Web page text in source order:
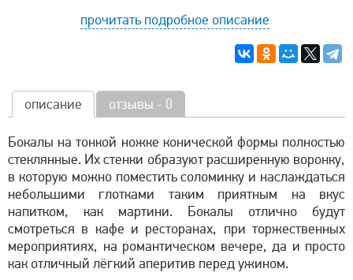
прочитать подробное описание
описание отзывы - 0
Бокалы на тонкой ножке конической формы полностью
стеклянные. Их стенки образуют расширенную воронку,
в которую можно поместить соломинку и наслаждаться
небольшими глотками таким приятным на вкус
напитком, как мартини. Бокалы отлично будут
смотреться в кафе и ресторанах, при торжественных
мероприятиях, на романтическом вечере, да и просто
как отличный лёгкий аперитив перед ужином.